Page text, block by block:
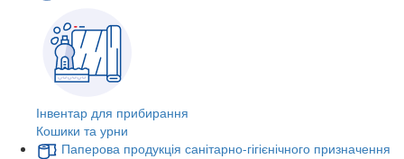
Інвентар для прибирання
Кошики та урни
Паперова продукція санітарно-гігієнічного призначення